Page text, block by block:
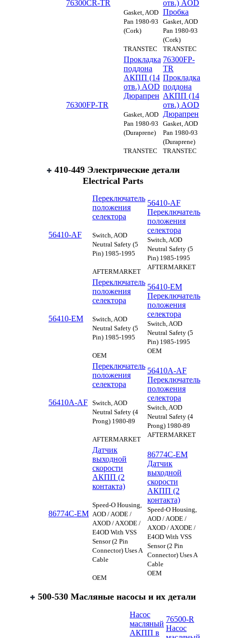
76300CR-TR
Gasket, AOD
Pan 1980-93
(Cork)
TRANSTEC
отв.) AOD
Пробка
Gasket, AOD
Pan 1980-93
(Cork)
TRANSTEC
76300FP-TR
Прокладка
поддона
АКПП (14
отв.) AOD
Дюрапрен
Gasket, AOD
Pan 1980-93
(Duraprene)
TRANSTEC
76300FP-
TR
Прокладка
поддона
АКПП (14
отв.) AOD
Дюрапрен
Gasket, AOD
Pan 1980-93
(Duraprene)
TRANSTEC
410-449 Электрические детали
Electrical Parts
56410-AF
Переключатель
положения
селектора
Switch, AOD
Neutral Safety (5
Pin) 1985-1995
AFTERMARKET
56410-AF
Переключатель
положения
селектора
Switch, AOD
Neutral Safety (5
Pin) 1985-1995
AFTERMARKET
56410-EM
Переключатель
положения
селектора
Switch, AOD
Neutral Safety (5
Pin) 1985-1995
OEM
56410-EM
Переключатель
положения
селектора
Switch, AOD
Neutral Safety (5
Pin) 1985-1995
OEM
56410A-AF
Переключатель
положения
селектора
Switch, AOD
Neutral Safety (4
Prong) 1980-89
AFTERMARKET
56410A-AF
Переключатель
положения
селектора
Switch, AOD
Neutral Safety (4
Prong) 1980-89
AFTERMARKET
86774C-EM
Датчик
выходной
cкорости
АКПП (2
контакта)
Speed-O Housing,
AOD / AODE /
AXOD / AXODE /
E4OD With VSS
Sensor (2 Pin
Connector) Uses A
Cable
OEM
86774C-EM
Датчик
выходной
cкорости
АКПП (2
контакта)
Speed-O Housing,
AOD / AODE /
AXOD / AXODE /
E4OD With VSS
Sensor (2 Pin
Connector) Uses A
Cable
OEM
500-530 Масляные насосы и их детали
Насос
масляный
АКПП в
76500-R
Насос